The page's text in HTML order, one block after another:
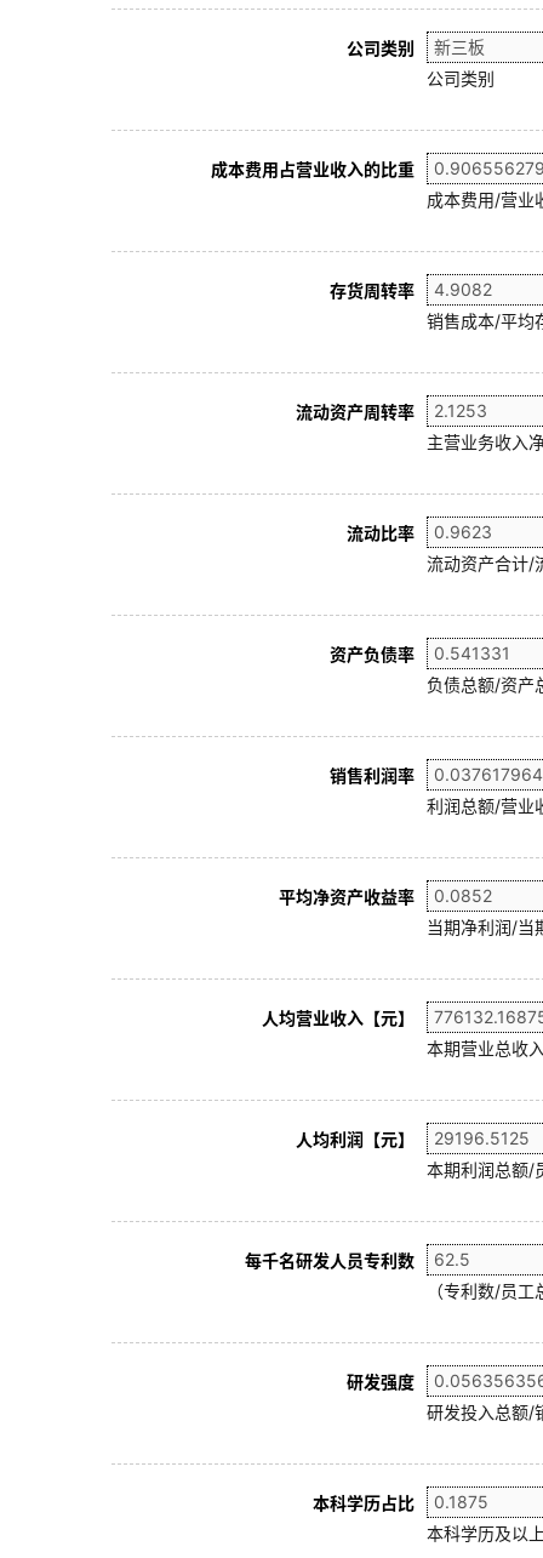
公司类别
公司类别
成本费用占营业收入的比重
成本费用/营业
存货周转率
销售成本/平均
流动资产周转率
主营业务收入
流动比率
流动资产合计/
资产负债率
负债总额/资产
销售利润率
利润总额/营业
平均净资产收益率
当期净利润/当
人均营业收入【元】
本期营业总收
人均利润【元】
本期利润总额/
每千名研发人员专利数
（专利数/员
研发强度
研发投入总额/
本科学历占比
本科学历及以